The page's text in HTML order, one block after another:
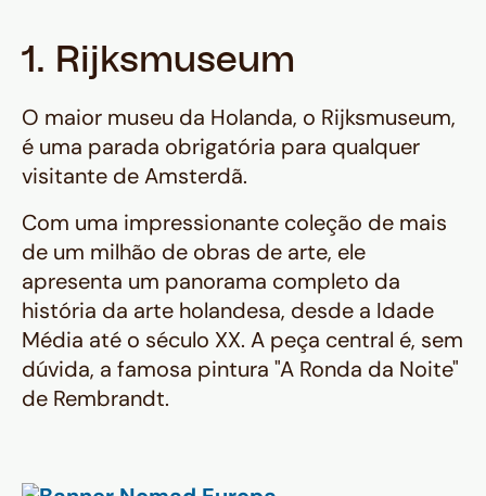
1. Rijksmuseum
O maior museu da Holanda, o Rijksmuseum,
é uma parada obrigatória para qualquer
visitante de Amsterdã.
Com uma impressionante coleção de mais
de um milhão de obras de arte, ele
apresenta um panorama completo da
história da arte holandesa, desde a Idade
Média até o século XX. A peça central é, sem
dúvida, a famosa pintura "A Ronda da Noite"
de Rembrandt.